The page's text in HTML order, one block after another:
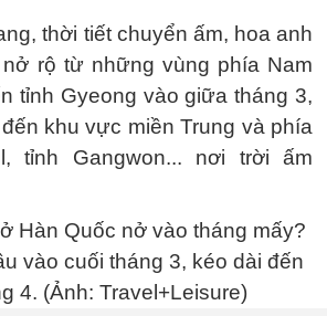
thời tiết chuyển ấm, hoa anh
rộ từ những vùng phía Nam
tỉnh Gyeong vào giữa tháng 3,
khu vực miền Trung và phía
tỉnh Gangwon... nơi trời ấm